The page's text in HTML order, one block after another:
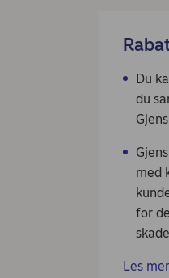
Du
du
med
for
Les